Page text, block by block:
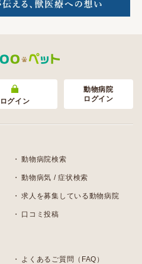
ログイン
動物病院
ログイン
動物病院検索
動物病気 / 症状検索
求人を募集している動物病院
口コミ投稿
よくあるご質問（FAQ）